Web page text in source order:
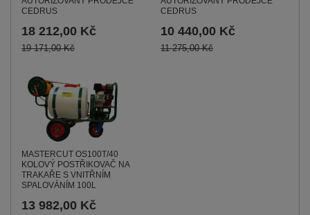
CEDRUS
18 212,00 Kč
19 171,00 Kč
CEDRUS
10 440,00 Kč
11 275,00 Kč
MASTERCUT OS100T/40
KOLOVÝ POSTŘIKOVAČ NA
TRAKAŘE S VNITŘNÍM
SPALOVÁNÍM 100L
13 982,00 Kč